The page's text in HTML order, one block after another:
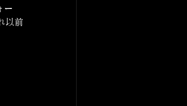
ー
以前